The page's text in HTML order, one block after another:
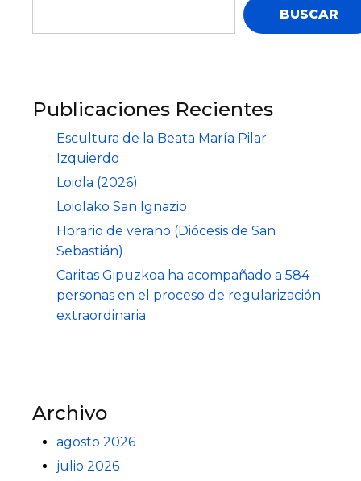
BUSCAR
Publicaciones Recientes
Escultura de la Beata María Pilar
Izquierdo
Loiola (2026)
Loiolako San Ignazio
Horario de verano (Diócesis de San
Sebastián)
Caritas Gipuzkoa ha acompañado a 584
personas en el proceso de regularización
extraordinaria
Archivo
agosto 2026
julio 2026